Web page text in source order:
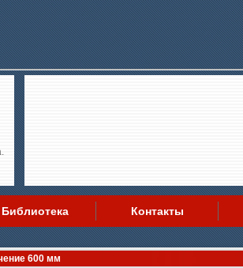
Библиотека Контакты
600 мм